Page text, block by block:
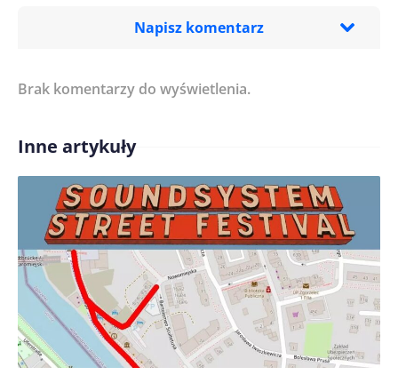
Napisz komentarz
Treść komentarza*
Imię/ Nick*
Zapamiętaj moje dane w tej przeglądarce podczas
pisania kolejnych komentarzy.
Brak komentarzy do wyświetlenia.
Inne artykuły